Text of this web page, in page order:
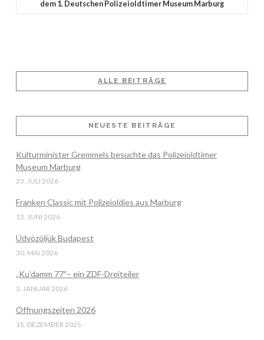
ALLE BEITRÄGE
NEUESTE BEITRÄGE
Kulturminister Gremmels besuchte das Polizeioldtimer
Museum Marburg
23. JULI 2026
Franken Classic mit Polizeioldies aus Marburg
13. JUNI 2026
Üdvözöljük Budapest
30. MAI 2026
„Ku’damm 77″– ein ZDF-Dreiteiler
3. JANUAR 2026
Öffnungszeiten 2026
15. DEZEMBER 2025